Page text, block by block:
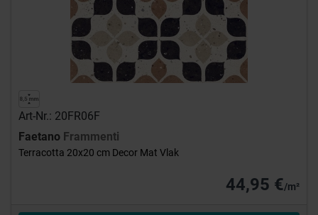
Art-Nr.: 20FR06F
Faetano Frammenti
Terracotta 20x20 cm Decor Mat Vlak
44,95 €/m²